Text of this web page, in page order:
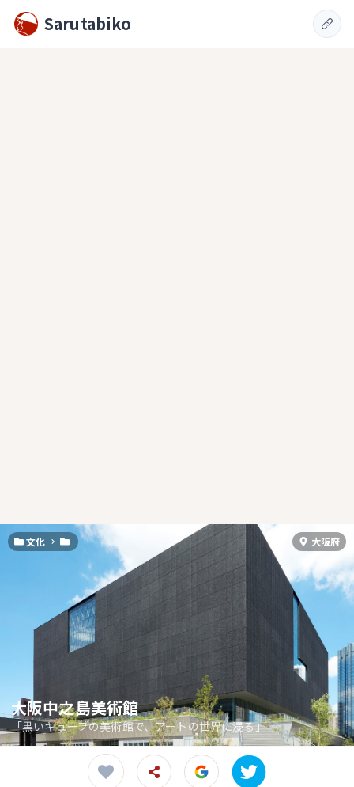
Sarutabiko
文化 大阪府
大阪中之島美術館
「黒いキューブの美術館で、アートの世界に浸る」